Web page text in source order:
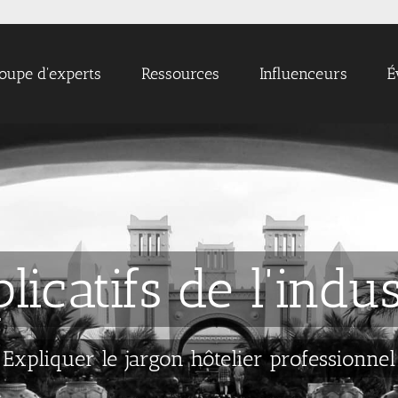
d'experts Ressources Influenceurs
de
Expliquer le jargon hôtelier professionnel